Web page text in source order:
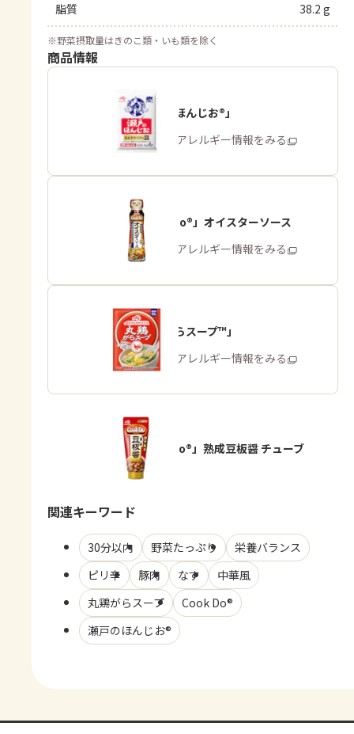
脂質 38.2 g
※野菜摂取量はきのこ類・いも類を除く
商品情報
「瀬戸のほんじお®」
商品・アレルギー情報をみる
「Cook Do®」オイスターソース
商品・アレルギー情報をみる
「丸鶏がらスープ™」
商品・アレルギー情報をみる
「Cook Do®」熟成豆板醤 チューブ
関連キーワード
30分以内 野菜たっぷり
栄養バランス
ピリ辛
豚肉 なす
中華風
丸鶏がらスープ
Cook Do®
瀬戸のほんじお®